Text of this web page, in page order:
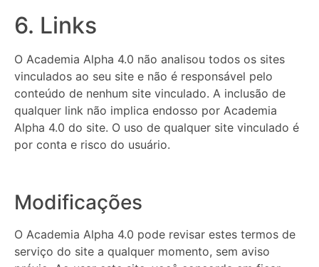
6. Links
O Academia Alpha 4.0 não analisou todos os sites
vinculados ao seu site e não é responsável pelo
conteúdo de nenhum site vinculado. A inclusão de
qualquer link não implica endosso por Academia
Alpha 4.0 do site. O uso de qualquer site vinculado é
por conta e risco do usuário.
Modificações
O Academia Alpha 4.0 pode revisar estes termos de
serviço do site a qualquer momento, sem aviso